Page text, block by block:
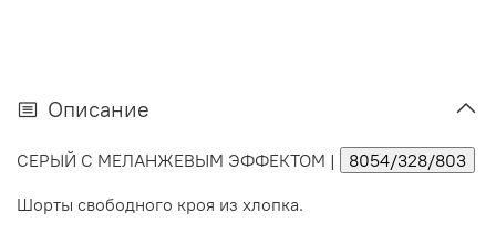
Описание
СЕРЫЙ С МЕЛАНЖЕВЫМ ЭФФЕКТОМ |
8054/328/803
Шорты свободного кроя из хлопка.